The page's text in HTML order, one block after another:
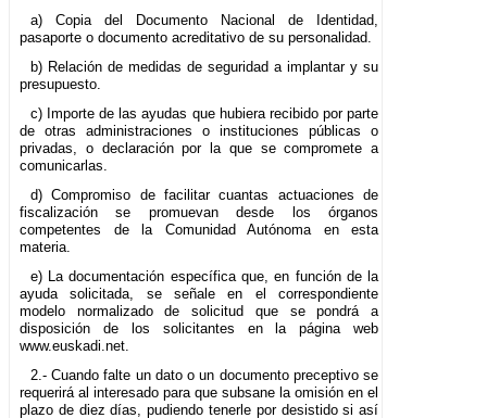
a) Copia del Documento Nacional de Identidad,
pasaporte o documento acreditativo de su personalidad.
b) Relación de medidas de seguridad a implantar y su
presupuesto.
c) Importe de las ayudas que hubiera recibido por parte
de otras administraciones o instituciones públicas o
privadas, o declaración por la que se compromete a
comunicarlas.
d) Compromiso de facilitar cuantas actuaciones de
fiscalización se promuevan desde los órganos
competentes de la Comunidad Autónoma en esta
materia.
e) La documentación específica que, en función de la
ayuda solicitada, se señale en el correspondiente
modelo normalizado de solicitud que se pondrá a
disposición de los solicitantes en la página web
www.euskadi.net.
2.- Cuando falte un dato o un documento preceptivo se
requerirá al interesado para que subsane la omisión en el
plazo de diez días, pudiendo tenerle por desistido si así